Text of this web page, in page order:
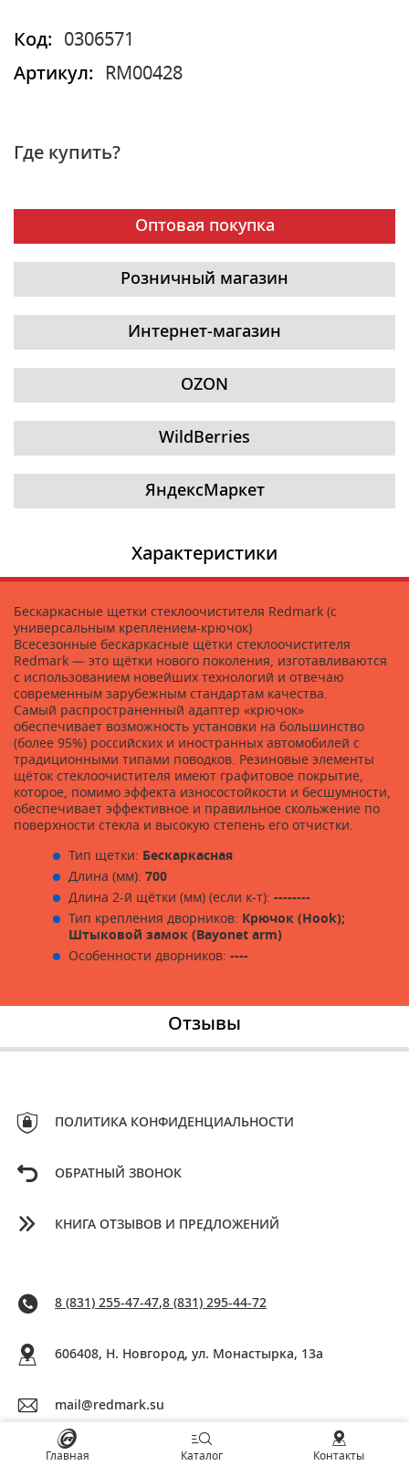
Код:
0306571
Артикул:
RM00428
Где купить?
Оптовая покупка
Розничный магазин
Интернет-магазин
OZON
WildBerries
ЯндексМаркет
Характеристики
Бескаркасные щетки стеклоочистителя Redmark (c
универсальным креплением-крючок)
Всесезонные бескаркасные щётки стеклоочистителя
Redmark — это щётки нового поколения, изготавливаются
с использованием новейших технологий и отвечаю
современным зарубежным стандартам качества.
Cамый распространенный адаптер «крючок»
обеспечивает возможность установки на большинство
(более 95%) российских и иностранных автомобилей с
традиционными типами поводков. Резиновые элементы
щёток стеклоочистителя имеют графитовое покрытие,
которое, помимо эффекта износостойкости и бесшумности,
обеспечивает эффективное и правильное скольжение по
поверхности стекла и высокую степень его отчистки.
Тип щетки: Бескаркасная
Длина (мм): 700
Длина 2-й щётки (мм) (если к-т): --------
Тип крепления дворников: Крючок (Hook);
Штыковой замок (Bayonet arm)
Особенности дворников: ----
Отзывы
ПОЛИТИКА КОНФИДЕНЦИАЛЬНОСТИ
ОБРАТНЫЙ ЗВОНОК
КНИГА ОТЗЫВОВ И ПРЕДЛОЖЕНИЙ
8 (831) 255-47-47,8 (831) 295-44-72
606408, Н. Новгород, ул. Монастырка, 13a
mail@redmark.su
Главная Каталог Контакты